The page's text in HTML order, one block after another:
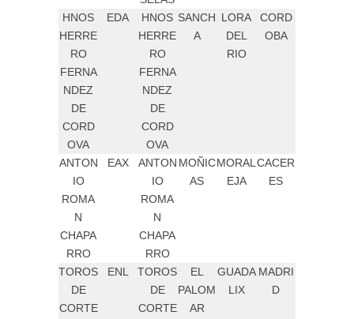
HNOS
HERRE
RO
FERNA
NDEZ
DE
CORD
OVA
EDA
HNOS
HERRE
RO
FERNA
NDEZ
DE
CORD
OVA
SANCH
A
LORA
DEL
RIO
CORD
OBA
ANTON
IO
ROMA
N
CHAPA
RRO
EAX
ANTON
IO
ROMA
N
CHAPA
RRO
MOÑIC
AS
MORAL
EJA
CACER
ES
TOROS
DE
CORTE
ENL
TOROS
DE
CORTE
EL
PALOM
AR
GUADA
LIX
MADRI
D